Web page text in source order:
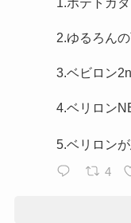
2.ゆるろん
3.ベビロン
4.ベリロン
5.ベリロン
4